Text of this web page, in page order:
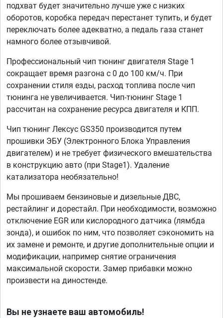
подхват будет значительно лучше уже с низких
оборотов, коробка передач перестанет тупить, и будет
переключать более адекватно, а педаль газа станет
намного более отзывчивой.
Профессиональный чип тюнинг двигателя Stage 1
сокращает время разгона с 0 до 100 км/ч. При
сохранении стиля езды, расход топлива после чип
тюнинга не увеличивается. Чип-тюнинг Stage 1
рассчитан на сохранение ресурса двигателя и КПП.
Чип тюнинг Лексус GS350 производится путем
прошивки ЭБУ (Электронного Блока Управления
двигателем) и не требует физического вмешательства
в конструкцию авто (при Stage1). Удаление
катализатора необязательно!
Мы прошиваем бензиновые и дизельные ДВС,
рестайлинг и дорестайл. При необходимости, возможно
отключение EGR или кислородного датчика (лямбда
зонда), и ошибок по ним, что позволяет сэкономить на
их замене и ремонте, и другие дополнительные опции и
модификации, например снятие ограничения
максимальной скорости. Замер прибавки можно
произвести на диностенде.
Вы не узнаете ваш автомобиль!